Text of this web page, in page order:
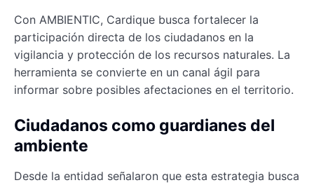
Con AMBIENTIC, Cardique busca fortalecer la
participación directa de los ciudadanos en la
vigilancia y protección de los recursos naturales. La
herramienta se convierte en un canal ágil para
informar sobre posibles afectaciones en el territorio.
Ciudadanos como guardianes del
ambiente
Desde la entidad señalaron que esta estrategia busca